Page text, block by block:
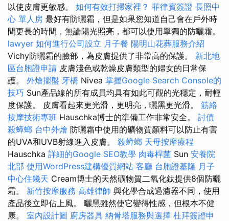
以使皮膚更敏感。 如何有效打掃家裡？ 菲律賓簽證 長照中
心 單人房 最好有防曬霜，但是如果您知道自己會在戶外時
間更長的時間，無論陽光照亮，都可以使用單獨的防曬霜。
lawyer 如何進行公司設立 月子餐 陽明山花葬服務介紹
Vichy防曬霜的臉部，為皮膚提供了非常高的保護。 新北地
區台胞證申請 皮膚淺色或乾燥皮膚類型的婦女的日常保
護。 外燴擺盤 牙橋 Nivea 掌握Google Search Console的
技巧 Sun產品線的所有成員均具有如此可觀的光穩定，耐輕
度保護。 皮膚看起來更光滑，更明亮，曬黑更光滑。 筋絡
按摩技術專班 Hauschka博士的準備工作非常安全。 討債
殺蟑螂 台中外燴 防曬霜中使用的礦物質顏料可以防止有害
的UVA和UVB射線進入皮膚。 殺蟑螂 天母按摩療程
Hauschka 詳細的Google SEO教學 肉毒桿菌 Sun 安養院
北部 使用WordPress建構優質網站 客廳 台胞證基隆 月子
中心住幾天 Cream博士的天然礦物質二氧化鈦提供8個防曬
霜。 新竹按摩服務 高雄律師 與化學合成過濾器不同，使用
產品後立即佔上風。 曬黑雖然使它變得性感，但根本不健
康。 室內設計圖 廚房器具 納骨塔服務與選擇 杜拜簽證申